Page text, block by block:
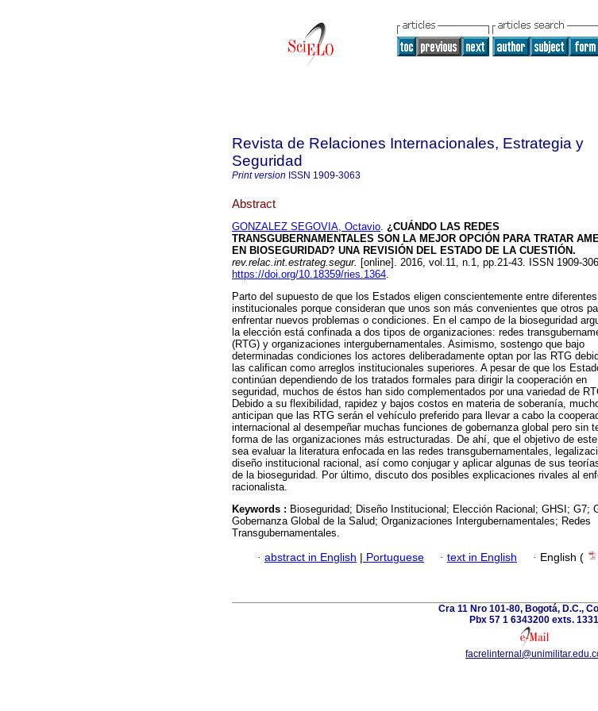
Revista de Relaciones Internacionales, Estrategia y
Seguridad
Print version ISSN 1909-3063
Abstract
GONZALEZ SEGOVIA, Octavio. ¿CUÁNDO LAS REDES
TRANSGUBERNAMENTALES SON LA MEJOR OPCIÓN PARA TRATAR
EN BIOSEGURIDAD? UNA REVISIÓN DEL ESTADO DE LA CUESTIÓN.
rev.relac.int.estrateg.segur. [online]. 2016, vol.11, n.1, pp.21-43. ISSN 1909-
https://doi.org/10.18359/ries.1364.
Parto del supuesto de que los Estados eligen conscientemente entre
institucionales porque consideran que unos son más convenientes que otros
enfrentar nuevos problemas o condiciones. En el campo de la bioseguridad
la elección está confinada a dos tipos de organizaciones: redes
(RTG) y organizaciones intergubernamentales. Asimismo, sostengo que bajo
determinadas condiciones los actores deliberadamente optan por las RTG
las califican como arreglos institucionales superiores. A pesar de que los
continúan dependiendo de los tratados formales para dirigir la cooperación en
seguridad, muchos de éstos han sido complementados por una variedad de
Debido a su flexibilidad, rapidez y bajos costos en materia de soberanía,
anticipan que las RTG serán el vehículo preferido para llevar a cabo la
internacional al desempeñar muchas funciones de gobernanza global pero sin
forma de las organizaciones más estructuradas. De ahí, que el objetivo de
sea evaluar la literatura enfocada en las redes transgubernamentales,
diseño institucional racional, así como conjugar y aplicar algunas de sus
de la bioseguridad. Por último, discuto dos posibles explicaciones rivales al
racionalista.
Keywords : Bioseguridad; Diseño Institucional; Elección Racional; GHSI; G7;
Gobernanza Global de la Salud; Organizaciones Intergubernamentales; Redes
Transgubernamentales.
· abstract in English | Portuguese · text in English · English (
Cra 11 Nro 101-80, Bogotá, D.C.,
Pbx 57 1 6343200 exts. 1331